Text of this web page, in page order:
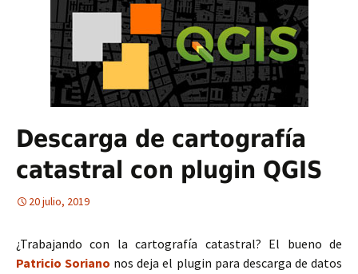
Descarga de cartografía
catastral con plugin QGIS
20 julio, 2019
¿Trabajando con la cartografía catastral? El bueno de
Patricio Soriano nos deja el plugin para descarga de datos